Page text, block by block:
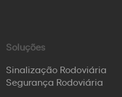
Soluções
Sinalização Rodoviária
Segurança Rodoviária